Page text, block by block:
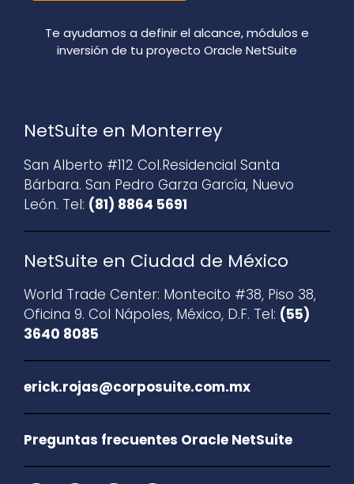
Te ayudamos a definir el alcance, módulos e
inversión de tu proyecto Oracle NetSuite
NetSuite en Monterrey
San Alberto #112 Col.Residencial Santa
Bárbara. San Pedro Garza García, Nuevo
León. Tel: (81) 8864 5691
NetSuite en Ciudad de México
World Trade Center: Montecito #38, Piso 38,
Oficina 9. Col Nápoles, México, D.F. Tel: (55)
3640 8085
erick.rojas@corposuite.com.mx
Preguntas frecuentes Oracle NetSuite